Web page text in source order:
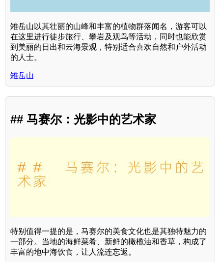
雉岳山以其壮丽的山峰和丰富的植物群落闻名，游客可以
在这里进行徒步旅行、攀岩及观鸟等活动，同时也能欣赏
到美丽的日出和云海景观，特别适合喜欢自然和户外活动
的人士。
雉岳山
## 马赛尔：光影中的艺术家
特别值得一提的是，马赛尔的美食文化也是其独特魅力的
一部分。当地的海鲜菜肴、新鲜的橄榄油和香草，构成了
丰富的地中海饮食，让人流连忘返。